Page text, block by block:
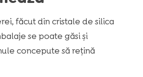
făcut din cristale de silica
se poate găsi și
concepute să rețină